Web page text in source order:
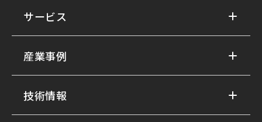
サービス
産業事例
技術情報